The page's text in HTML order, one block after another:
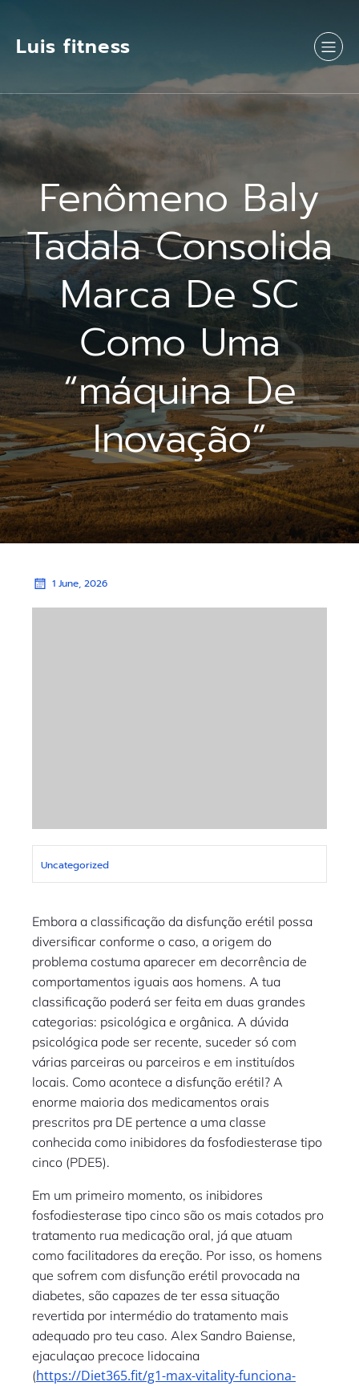
Luis fitness
Fenômeno Baly
Tadala Consolida
Marca De SC
Como Uma
“máquina De
Inovação”
1 June, 2026
Uncategorized
Embora a classificação da disfunção erétil possa
diversificar conforme o caso, a origem do
problema costuma aparecer em decorrência de
comportamentos iguais aos homens. A tua
classificação poderá ser feita em duas grandes
categorias: psicológica e orgânica. A dúvida
psicológica pode ser recente, suceder só com
várias parceiras ou parceiros e em instituídos
locais. Como acontece a disfunção erétil? A
enorme maioria dos medicamentos orais
prescritos pra DE pertence a uma classe
conhecida como inibidores da fosfodiesterase tipo
cinco (PDE5).
Em um primeiro momento, os inibidores
fosfodiesterase tipo cinco são os mais cotados pro
tratamento rua medicação oral, já que atuam
como facilitadores da ereção. Por isso, os homens
que sofrem com disfunção erétil provocada na
diabetes, são capazes de ter essa situação
revertida por intermédio do tratamento mais
adequado pro teu caso. Alex Sandro Baiense,
ejaculaçao precoce lidocaina
(https://Diet365.fit/g1-max-vitality-funciona-